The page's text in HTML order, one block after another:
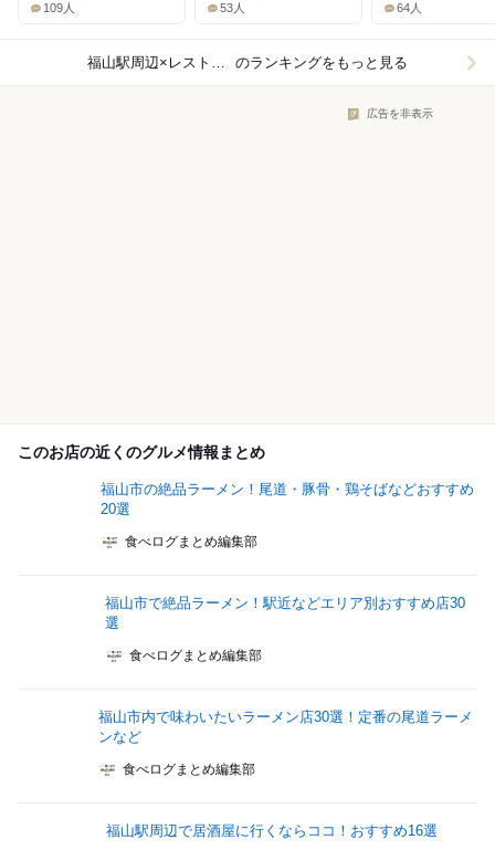
109人 53人 64人
福山駅周辺×レストラン のランキングをもっと見る
広告を非表示
このお店の近くのグルメ情報まとめ
福山市の絶品ラーメン！尾道・豚骨・鶏そばなどおすすめ
20選
食べログまとめ編集部
福山市で絶品ラーメン！駅近などエリア別おすすめ店30
選
食べログまとめ編集部
福山市内で味わいたいラーメン店30選！定番の尾道ラーメ
ンなど
食べログまとめ編集部
福山駅周辺で居酒屋に行くならココ！おすすめ16選